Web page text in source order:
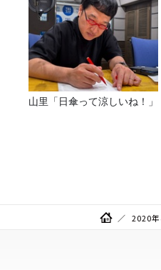
山里「日傘って涼しいね！」
2020年